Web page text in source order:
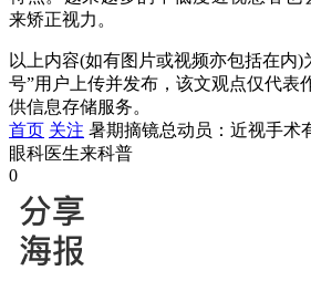
来矫正视力。
以上内容(如有图片或视频亦包括在内)
号”用户上传并发布，该文观点仅代表
供信息存储服务。
首页 关注 暑期摘镜总动员：近视手术
眼科医生来科普
0